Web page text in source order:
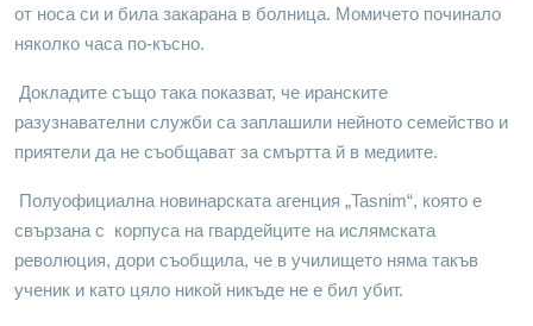
от носа си и била закарана в болница. Момичето починало
няколко часа по-късно.
Докладите също така показват, че иранските
разузнавателни служби са заплашили нейното семейство и
приятели да не съобщават за смъртта й в медиите.
Полуофициална новинарската агенция „Tasnim“, която е
свързана с корпуса на гвардейците на ислямската
революция, дори съобщила, че в училището няма такъв
ученик и като цяло никой никъде не е бил убит.